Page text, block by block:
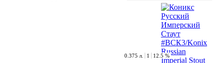
0.375 л. 1 12.5 %